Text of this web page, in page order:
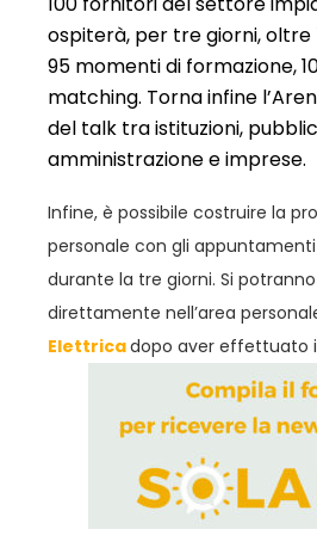
ospiterà, per tre giorni, oltre
95 momenti di formazione,
matching. Torna infine
del talk tra istituzioni,
amministrazione e imprese.
Infine, è possibile costruire la
personale con gli
durante la tre giorni. Si
direttamente nell’area
Elettricadopo aver effettuato